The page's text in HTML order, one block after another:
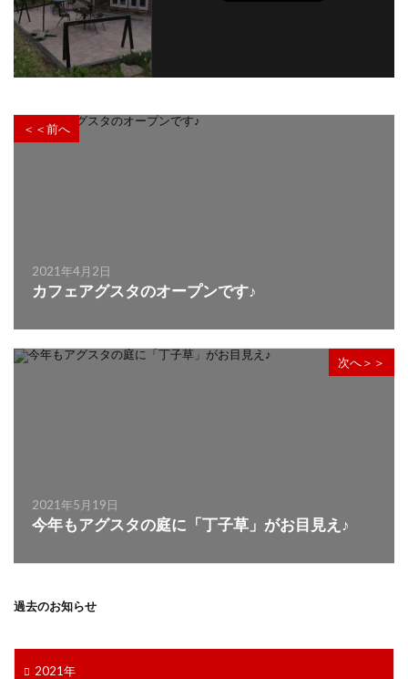
＜＜前へ
2021年4月2日
カフェアグスタのオープンです♪
次へ＞＞
2021年5月19日
今年もアグスタの庭に「丁子草」がお目見え♪
過去のお知らせ
2021年